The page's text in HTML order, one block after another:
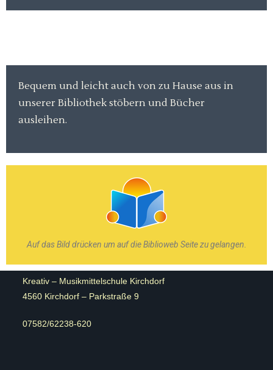
Bequem und leicht auch von zu Hause aus in
unserer Bibliothek stöbern und Bücher
ausleihen.
Auf das Bild drücken um auf die Biblioweb Seite zu gelangen.
Kreativ – Musikmittelschule Kirchdorf
4560 Kirchdorf – Parkstraße 9
07582/62238-620